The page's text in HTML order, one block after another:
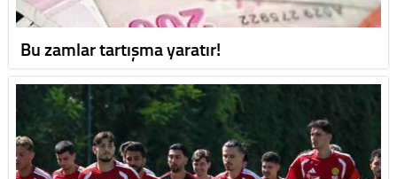
Bu zamlar tartışma yaratır!